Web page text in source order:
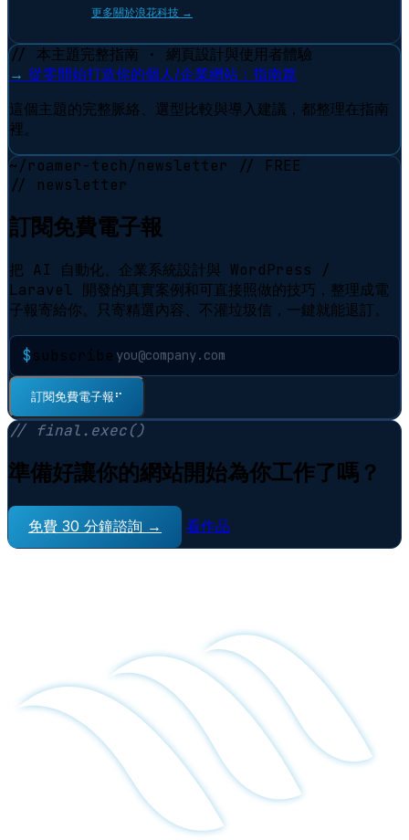
更多關於浪花科技 →
// 本主題完整指南 · 網頁設計與使用者體驗
→ 從零開始打造你的個人/企業網站：指南篇
這個主題的完整脈絡、選型比較與導入建議，都整理在指南
裡。
~/roamer-tech/newsletter
// FREE
// newsletter
訂閱免費電子報
把 AI 自動化、企業系統設計與 WordPress /
Laravel 開發的真實案例和可直接照做的技巧，整理成電
子報寄給你。只寄精選內容、不灌垃圾信，一鍵就能退訂。
$subscribe
訂閱免費電子報⠋
// final.exec()
準備好讓你的網站開始為你工作了嗎？
免費 30 分鐘諮詢 → 看作品